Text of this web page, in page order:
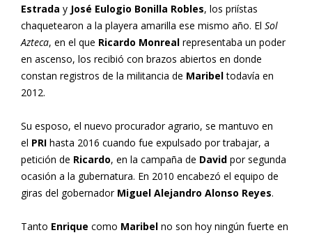
Estrada y José Eulogio Bonilla Robles, los priístas
chaquetearon a la playera amarilla ese mismo año. El Sol
Azteca, en el que Ricardo Monreal representaba un poder
en ascenso, los recibió con brazos abiertos en donde
constan registros de la militancia de Maribeltodavía en
2012.
Su esposo, el nuevo procurador agrario, se mantuvo en
el PRI hasta 2016 cuando fue expulsado por trabajar, a
petición de Ricardo, en la campaña de David por segunda
ocasión a la gubernatura. En 2010 encabezó el equipo de
giras del gobernador Miguel Alejandro Alonso Reyes.
Tanto Enrique como Maribel no son hoy ningún fuerte en